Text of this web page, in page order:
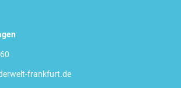
frankfurt.de